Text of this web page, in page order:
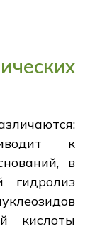
к
в
гидролиз
кислоты